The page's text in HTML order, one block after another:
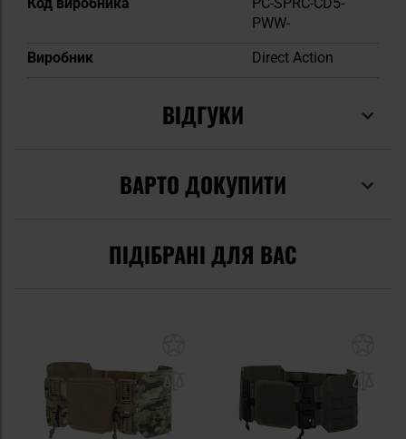
Код виробника
PC-SPRC-CD5-
PWW-
Виробник
Direct Action
ВІДГУКИ
ВАРТО ДОКУПИТИ
ПІДІБРАНІ ДЛЯ ВАС